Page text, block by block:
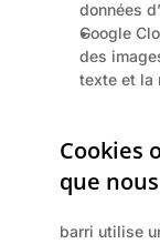
données
Google
des
texte et la
Cookies
que
barri utilise